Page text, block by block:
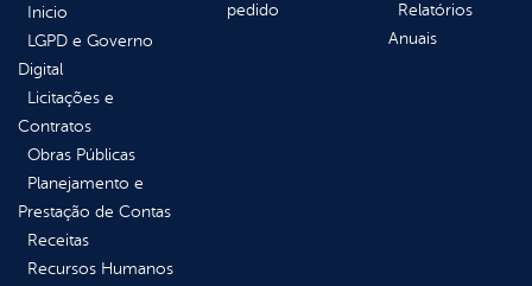
Inicio
LGPD e Governo
Digital
Licitações e
Contratos
Obras Públicas
Planejamento e
Prestação de Contas
Receitas
Recursos Humanos
pedido
Relatórios
Anuais